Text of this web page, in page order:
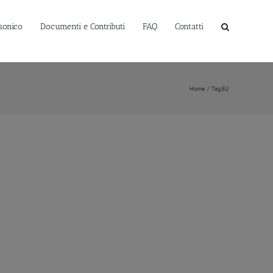
Documenti e Contributi FAQ Contatti
Home Tag:EU